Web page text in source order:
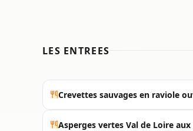
LES ENTREES
Crevettes sauvages en raviole
Asperges vertes Val de Loire